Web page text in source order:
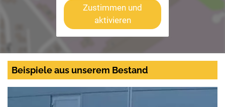
Zustimmen und
aktivieren
Beispiele aus unserem Bestand